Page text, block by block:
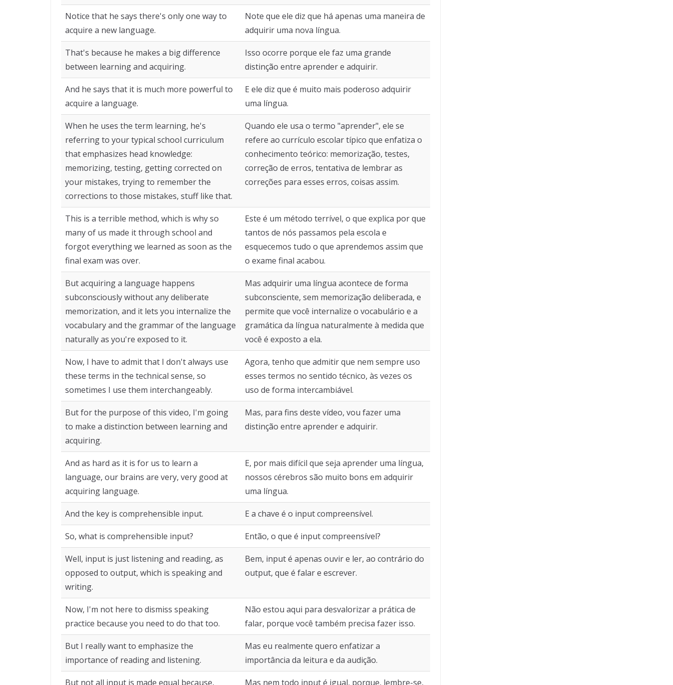
Notice that he says there's only one way to
acquire a new language.
Note que ele diz que há apenas uma maneira de
adquirir uma nova língua.
That's because he makes a big difference
between learning and acquiring.
Isso ocorre porque ele faz uma grande
distinção entre aprender e adquirir.
And he says that it is much more powerful to
acquire a language.
E ele diz que é muito mais poderoso adquirir
uma língua.
When he uses the term learning, he's
referring to your typical school curriculum
that emphasizes head knowledge:
memorizing, testing, getting corrected on
your mistakes, trying to remember the
corrections to those mistakes, stuff like that.
Quando ele usa o termo "aprender", ele se
refere ao currículo escolar típico que enfatiza o
conhecimento teórico: memorização, testes,
correção de erros, tentativa de lembrar as
correções para esses erros, coisas assim.
This is a terrible method, which is why so
many of us made it through school and
forgot everything we learned as soon as the
final exam was over.
Este é um método terrível, o que explica por que
tantos de nós passamos pela escola e
esquecemos tudo o que aprendemos assim que
o exame final acabou.
But acquiring a language happens
subconsciously without any deliberate
memorization, and it lets you internalize the
vocabulary and the grammar of the language
naturally as you're exposed to it.
Mas adquirir uma língua acontece de forma
subconsciente, sem memorização deliberada, e
permite que você internalize o vocabulário e a
gramática da língua naturalmente à medida que
você é exposto a ela.
Now, I have to admit that I don't always use
these terms in the technical sense, so
sometimes I use them interchangeably.
Agora, tenho que admitir que nem sempre uso
esses termos no sentido técnico, às vezes os
uso de forma intercambiável.
But for the purpose of this video, I'm going
to make a distinction between learning and
acquiring.
Mas, para fins deste vídeo, vou fazer uma
distinção entre aprender e adquirir.
And as hard as it is for us to learn a
language, our brains are very, very good at
acquiring language.
E, por mais difícil que seja aprender uma língua,
nossos cérebros são muito bons em adquirir
uma língua.
And the key is comprehensible input. E a chave é o input compreensível.
So, what is comprehensible input? Então, o que é input compreensível?
Well, input is just listening and reading, as
opposed to output, which is speaking and
writing.
Bem, input é apenas ouvir e ler, ao contrário do
output, que é falar e escrever.
Now, I'm not here to dismiss speaking
practice because you need to do that too.
Não estou aqui para desvalorizar a prática de
falar, porque você também precisa fazer isso.
But I really want to emphasize the
importance of reading and listening.
Mas eu realmente quero enfatizar a
importância da leitura e da audição.
But not all input is made equal because, Mas nem todo input é igual, porque, lembre-se,